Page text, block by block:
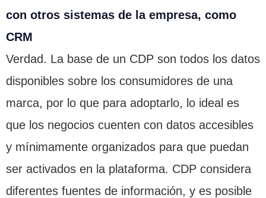
con otros sistemas de la empresa, como
CRM
Verdad. La base de un CDP son todos los datos
disponibles sobre los consumidores de una
marca, por lo que para adoptarlo, lo ideal es
que los negocios cuenten con datos accesibles
y mínimamente organizados para que puedan
ser activados en la plataforma. CDP considera
diferentes fuentes de información, y es posible